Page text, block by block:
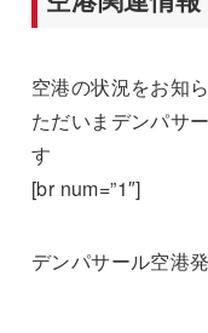
空港の状況をお知
ただいまデンパサ
す
[br num=”1″]
デンパサール空港